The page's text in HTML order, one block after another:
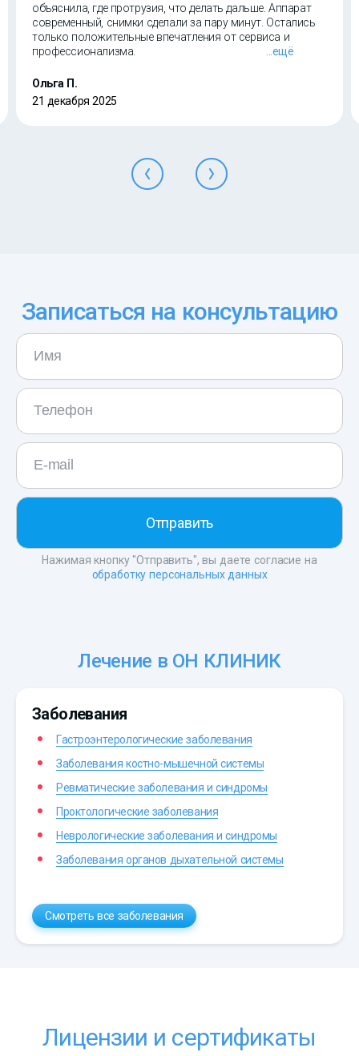
объяснила, где протрузия, что делать дальше. Аппарат
современный, снимки сделали за пару минут. Остались
только положительные впечатления от сервиса и
профессионализма.
...ещё
Ольга П.
21 декабря 2025
Записаться на консультацию
Нажимая кнопку "Отправить", вы даете согласие на
обработку персональных данных
Лечение в ОН КЛИНИК
Заболевания
Гастроэнтерологические заболевания
Заболевания костно-мышечной системы
Ревматические заболевания и синдромы
Проктологические заболевания
Неврологические заболевания и синдромы
Заболевания органов дыхательной системы
Смотреть все заболевания
Лицензии и сертификаты